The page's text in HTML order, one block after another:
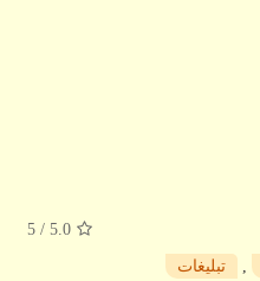
5.0
/ 5
تبلیغات